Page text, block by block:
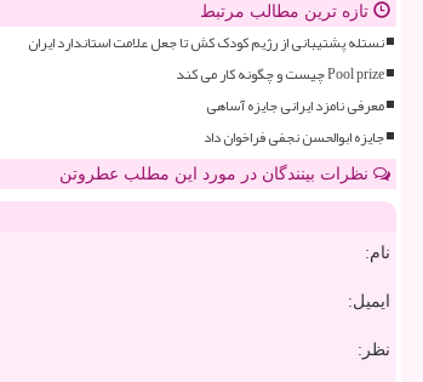
تازه ترین مطالب مرتبط
نستله پشتیبانی از رژیم کودک کش تا جعل علامت استاندارد ایران
Pool prize چیست و چگونه کار می کند
معرفی نامزد ایرانی جایزه آساهی
جایزه ابوالحسن نجفی فراخوان داد
نظرات بینندگان در مورد این مطلب عطروتن
نام:
ایمیل:
نظر: